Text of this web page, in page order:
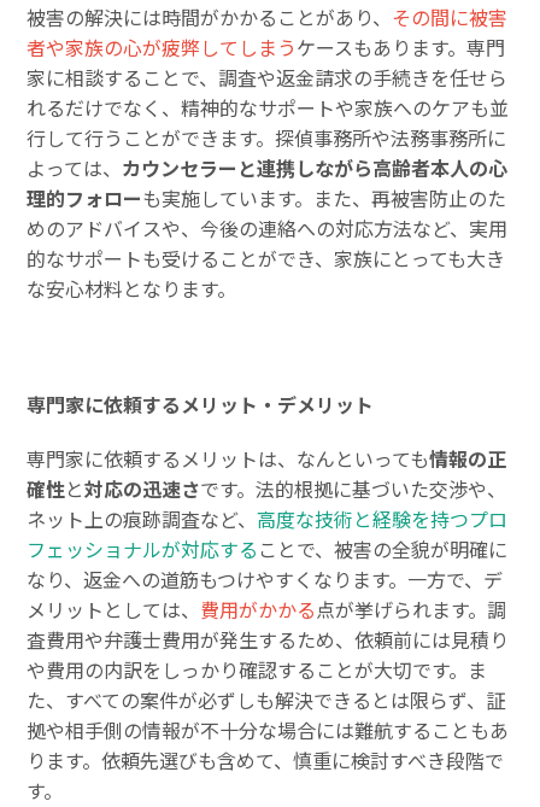
被害の解決には時間がかかることがあり、 その間に被害
者や家族の心が疲弊してしまうケースもあります。専門
家に相談することで、調査や返金請求の手続きを任せら
れるだけでなく、精神的なサポートや家族へのケアも並
行して行うことができます。探偵事務所や法務事務所に
よっては、 カウンセラーと連携しながら高齢者本人の心
理的フォローも実施しています。また、再被害防止のた
めのアドバイスや、今後の連絡への対応方法など、実用
的なサポートも受けることができ、家族にとっても大き
な安心材料となります。
専門家に依頼するメリット・デメリット
専門家に依頼するメリットは、なんといっても情報の正
確性と対応の迅速さです。法的根拠に基づいた交渉や、
ネット上の痕跡調査など、高度な技術と経験を持つプロ
フェッショナルが対応する ことで、被害の全貌が明確に
なり、返金への道筋もつけやすくなります。一方で、デ
メリットとしては、 費用がかかる点が挙げられます。調
査費用や弁護士費用が発生するため、依頼前には見積り
や費用の内訳をしっかり確認することが大切です。ま
た、すべての案件が必ずしも解決できるとは限らず、証
拠や相手側の情報が不十分な場合には難航することもあ
ります。依頼先選びも含めて、慎重に検討すべき段階で
す。